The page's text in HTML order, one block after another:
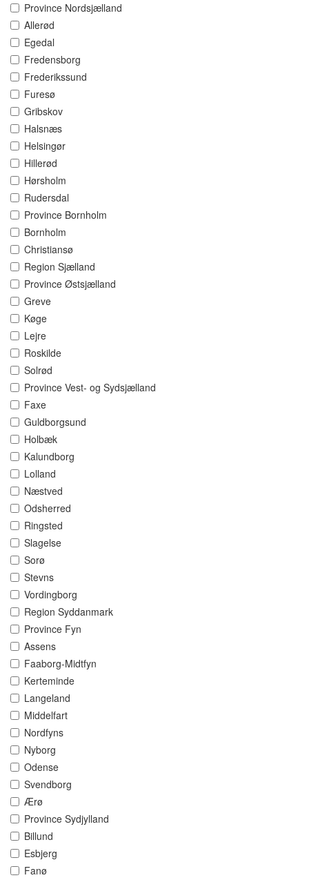
Province Nordsjælland
Allerød
Egedal
Fredensborg
Frederikssund
Furesø
Gribskov
Halsnæs
Helsingør
Hillerød
Hørsholm
Rudersdal
Province Bornholm
Bornholm
Christiansø
Region Sjælland
Province Østsjælland
Greve
Køge
Lejre
Roskilde
Solrød
Province Vest- og Sydsjælland
Faxe
Guldborgsund
Holbæk
Kalundborg
Lolland
Næstved
Odsherred
Ringsted
Slagelse
Sorø
Stevns
Vordingborg
Region Syddanmark
Province Fyn
Assens
Faaborg-Midtfyn
Kerteminde
Langeland
Middelfart
Nordfyns
Nyborg
Odense
Svendborg
Ærø
Province Sydjylland
Billund
Esbjerg
Fanø